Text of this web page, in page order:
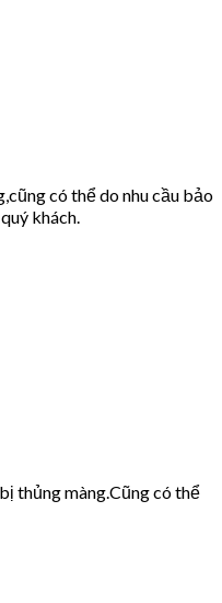
có thể do nhu cầu bảo
khách.
thủng màng.Cũng có thể